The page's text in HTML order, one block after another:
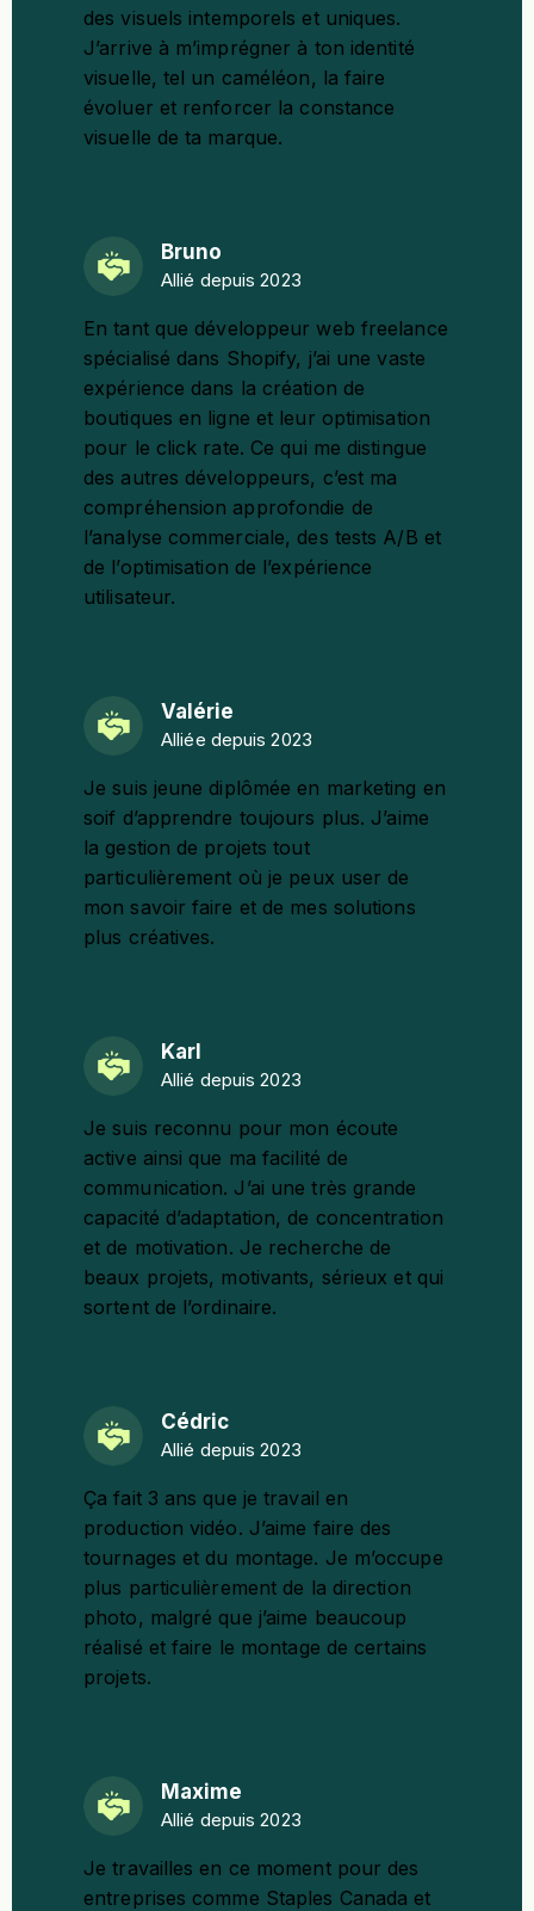
desvisuels intemporels et uniques.
J’arrive à m’imprégner à ton identité
visuelle, tel un caméléon, la faire
évoluer et renforcer la constance
visuelle de ta marque.
Bruno
Allié depuis 2023
En tant que développeur web freelance
spécialisé dans Shopify, j’ai une vaste
expérience dans la création de
boutiques en ligne et leur optimisation
pour le click rate. Ce qui me distingue
des autres développeurs, c’est ma
compréhension approfondie de
l’analyse commerciale, des tests A/B et
de l’optimisation de l’expérience
utilisateur.
Valérie
Alliée depuis 2023
Je suis jeune diplômée en marketing en
soif d’apprendre toujours plus. J’aime
la gestion de projets tout
particulièrement où je peux user de
mon savoir faire et de mes solutions
plus créatives.
Karl
Allié depuis 2023
Je suis reconnu pour mon écoute
active ainsi que ma facilité de
communication. J’ai une très grande
capacité d’adaptation, de concentration
et de motivation. Je recherche de
beaux projets, motivants, sérieux et qui
sortent de l’ordinaire.
Cédric
Allié depuis 2023
Ça fait 3 ans que je travail en
production vidéo. J’aime faire des
tournages et du montage. Je m’occupe
plus particulièrement de la direction
photo, malgré que j’aime beaucoup
réalisé et faire le montage de certains
projets.
Maxime
Allié depuis 2023
Je travailles en ce moment pour des
entreprises comme Staples Canada et